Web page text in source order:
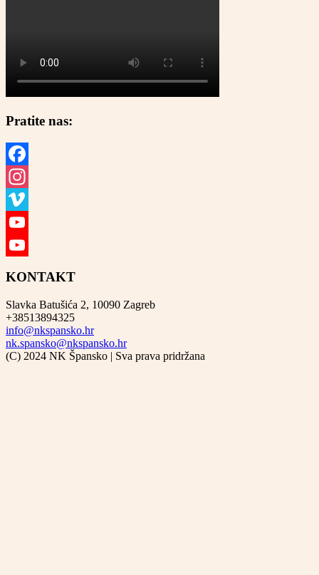
Pratite nas:
Facebook
Instagram
Vimeo
YouTube
KONTAKT
Slavka Batušića 2, 10090 Zagreb
+38513894325
info@nkspansko.hr
nk.spansko@nkspansko.hr
(C) 2024 NK Špansko | Sva prava pridržana